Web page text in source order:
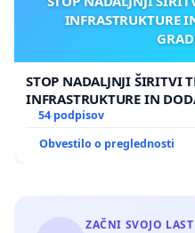
INFRASTRUKTURE
STOP NADALJNJI ŠIRITVI
INFRASTRUKTURE IN
GRADIŠČAKU
54 podpisov
Obvestilo o preglednosti
ZAČNI SVOJO